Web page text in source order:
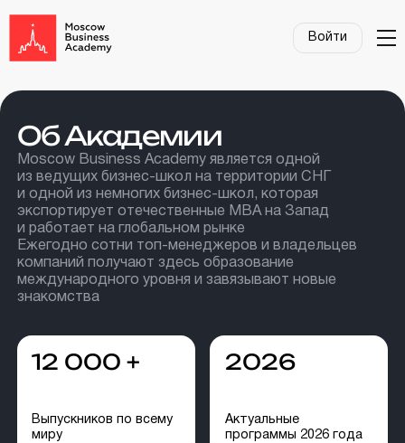
Войти
Об Академии
Moscow Business Academy является одной
из ведущих бизнес-школ на территории СНГ
и одной из немногих бизнес-школ, которая
экспортирует отечественные MBA на Запад
и работает на глобальном рынке
Ежегодно сотни топ-менеджеров и владельцев
компаний получают здесь образование
международного уровня и завязывают новые
знакомства
12 000 +
Выпускников по всему
миру
2026
Актуальные
программы 2026 года